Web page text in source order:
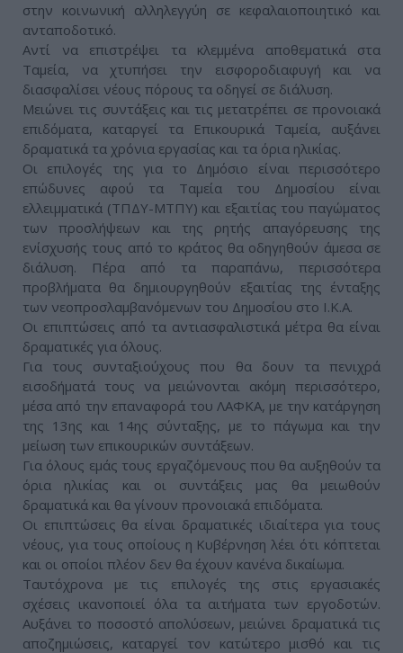
στην κοινωνική αλληλεγγύη σε κεφαλαιοποιητικό και
ανταποδοτικό.
Αντί να επιστρέψει τα κλεμμένα αποθεματικά στα
Ταμεία, να χτυπήσει την εισφοροδιαφυγή και να
διασφαλίσει νέους πόρους τα οδηγεί σε διάλυση.
Μειώνει τις συντάξεις και τις μετατρέπει σε προνοιακά
επιδόματα, καταργεί τα Επικουρικά Ταμεία, αυξάνει
δραματικά τα χρόνια εργασίας και τα όρια ηλικίας.
Οι επιλογές της για το Δημόσιο είναι περισσότερο
επώδυνες αφού τα Ταμεία του Δημοσίου είναι
ελλειμματικά (ΤΠΔΥ-ΜΤΠΥ) και εξαιτίας του παγώματος
των προσλήψεων και της ρητής απαγόρευσης της
ενίσχυσής τους από το κράτος θα οδηγηθούν άμεσα σε
διάλυση. Πέρα από τα παραπάνω, περισσότερα
προβλήματα θα δημιουργηθούν εξαιτίας της ένταξης
των νεοπροσλαμβανόμενων του Δημοσίου στο Ι.Κ.Α.
Οι επιπτώσεις από τα αντιασφαλιστικά μέτρα θα είναι
δραματικές για όλους.
Για τους συνταξιούχους που θα δουν τα πενιχρά
εισοδήματά τους να μειώνονται ακόμη περισσότερο,
μέσα από την επαναφορά του ΛΑΦΚΑ, με την κατάργηση
της 13ης και 14ης σύνταξης, με το πάγωμα και την
μείωση των επικουρικών συντάξεων.
Για όλους εμάς τους εργαζόμενους που θα αυξηθούν τα
όρια ηλικίας και οι συντάξεις μας θα μειωθούν
δραματικά και θα γίνουν προνοιακά επιδόματα.
Οι επιπτώσεις θα είναι δραματικές ιδιαίτερα για τους
νέους, για τους οποίους η Κυβέρνηση λέει ότι κόπτεται
και οι οποίοι πλέον δεν θα έχουν κανένα δικαίωμα.
Ταυτόχρονα με τις επιλογές της στις εργασιακές
σχέσεις ικανοποιεί όλα τα αιτήματα των εργοδοτών.
Αυξάνει το ποσοστό απολύσεων, μειώνει δραματικά τις
αποζημιώσεις, καταργεί τον κατώτερο μισθό και τις